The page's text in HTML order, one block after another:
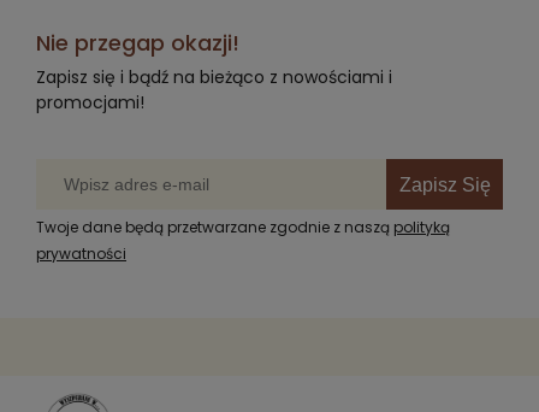
Nie przegap okazji!
Zapisz się i bądź na bieżąco z nowościami i
promocjami!
Zapisz Się
Twoje dane będą przetwarzane zgodnie z naszą polityką
prywatności